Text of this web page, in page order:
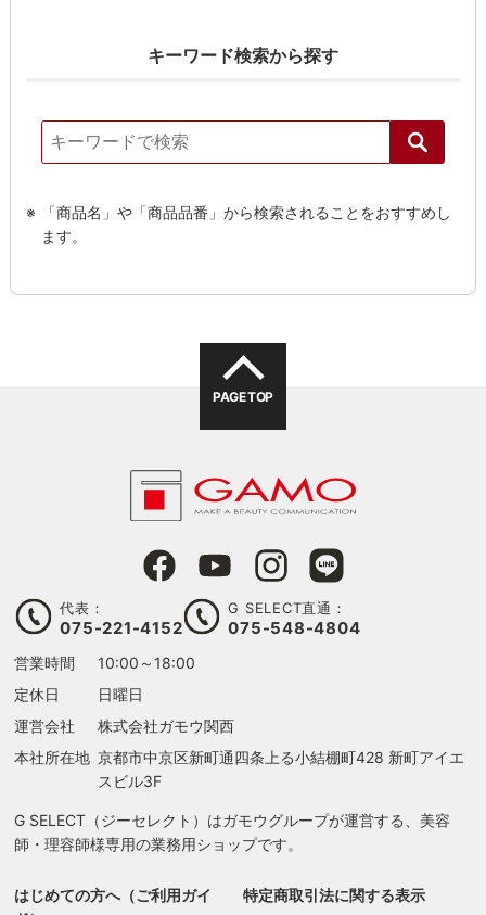
キーワード検索から探す
「商品名」や「商品品番」から検索されることをおすすめし
ます。
PAGE TOP
代表：
075-221-4152
G SELECT直通：
075-548-4804
営業時間
10:00～18:00
定休日
日曜日
運営会社
株式会社ガモウ関西
本社所在地 京都市中京区新町通四条上る小結棚町428 新町アイエ
スビル3F
G SELECT（ジーセレクト）はガモウグループが運営する、美容
師・理容師様専用の業務用ショップです。
はじめての方へ（ご利用ガイ
特定商取引法に関する表示